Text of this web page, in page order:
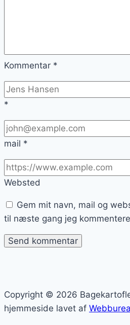
Kommentar *
*
mail *
Websted
Gem mit navn, mail og
til næste gang jeg
Copyright © 2026
hjemmeside lavet af